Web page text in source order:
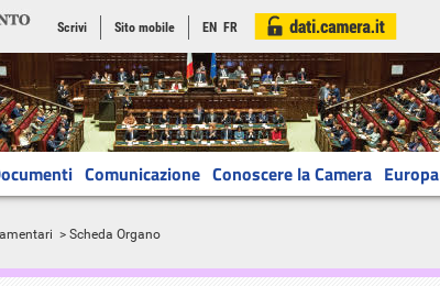
Scrivi Sito mobile EN FR
Comunicazione Conoscere la Camera Europa
> Scheda Organo